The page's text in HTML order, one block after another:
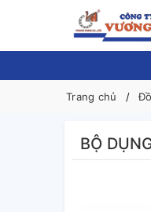
Trang chủ
BỘ